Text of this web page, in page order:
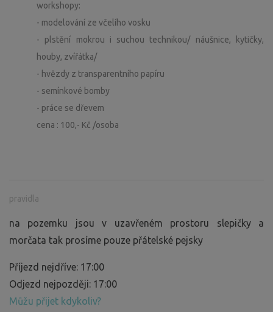
workshopy:
- modelování ze včelího vosku
- plstění mokrou i suchou technikou/ náušnice, kytičky,
houby, zvířátka/
- hvězdy z transparentního papíru
- semínkové bomby
- práce se dřevem
cena : 100,- Kč /osoba
pravidla
na pozemku jsou v uzavřeném prostoru slepičky a
morčata tak prosíme pouze přátelské pejsky
Příjezd nejdříve: 17:00
Odjezd nejpozději: 17:00
Můžu přijet kdykoliv?